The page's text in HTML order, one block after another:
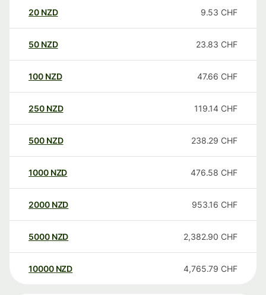
20 NZD 9.53 CHF
50 NZD 23.83 CHF
100 NZD 47.66 CHF
250 NZD 119.14 CHF
500 NZD 238.29 CHF
1000 NZD 476.58 CHF
2000 NZD 953.16 CHF
5000 NZD 2,382.90 CHF
10000 NZD 4,765.79 CHF